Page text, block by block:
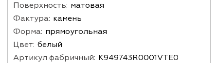
Поверхность: матовая
Фактура: камень
Форма: прямоугольная
Цвет: белый
Артикул фабричный: K949743R0001VTE0